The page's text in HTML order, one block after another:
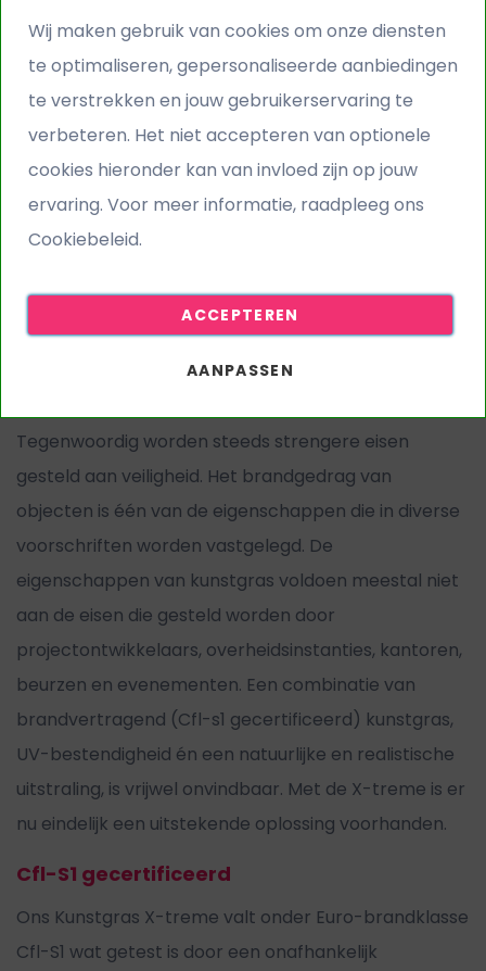
Wij maken gebruik van cookies om onze diensten
te optimaliseren, gepersonaliseerde aanbiedingen
te verstrekken en jouw gebruikerservaring te
verbeteren. Het niet accepteren van optionele
cookies hieronder kan van invloed zijn op jouw
ervaring. Voor meer informatie, raadpleeg ons
Cookiebeleid.
ACCEPTEREN
AANPASSEN
Speeltoestellen, Sport en
spel, Trapveld
Aantal steken per
m2(+/-10%)
16.800
Waterdoorlaatbaarheid
min. 60 Liter p/m2/minuut
Afmeting
2 mtr breed, 4 mtr breed
1-5 werkdagen
Tegenwoordig worden steeds strengere eisen
gesteld aan veiligheid. Het brandgedrag van
objecten is één van de eigenschappen die in diverse
voorschriften worden vastgelegd. De
eigenschappen van kunstgras voldoen meestal niet
aan de eisen die gesteld worden door
projectontwikkelaars, overheidsinstanties, kantoren,
beurzen en evenementen. Een combinatie van
brandvertragend (Cfl-s1 gecertificeerd) kunstgras,
UV-bestendigheid én een natuurlijke en realistische
uitstraling, is vrijwel onvindbaar. Met de X-treme is er
nu eindelijk een uitstekende oplossing voorhanden.
Cfl-S1 gecertificeerd
Ons Kunstgras X-treme valt onder Euro-brandklasse
Cfl-S1 wat getest is door een onafhankelijk